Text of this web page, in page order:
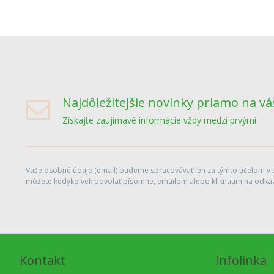
Najdôležitejšie novinky priamo na
Získajte zaujímavé informácie vždy medzi prvými
Vaše osobné údaje (email) budeme spracovávať len za týmto účelom
môžete kedykoľvek odvolať písomne, emailom alebo kliknutím na
Kontakt Infolinka